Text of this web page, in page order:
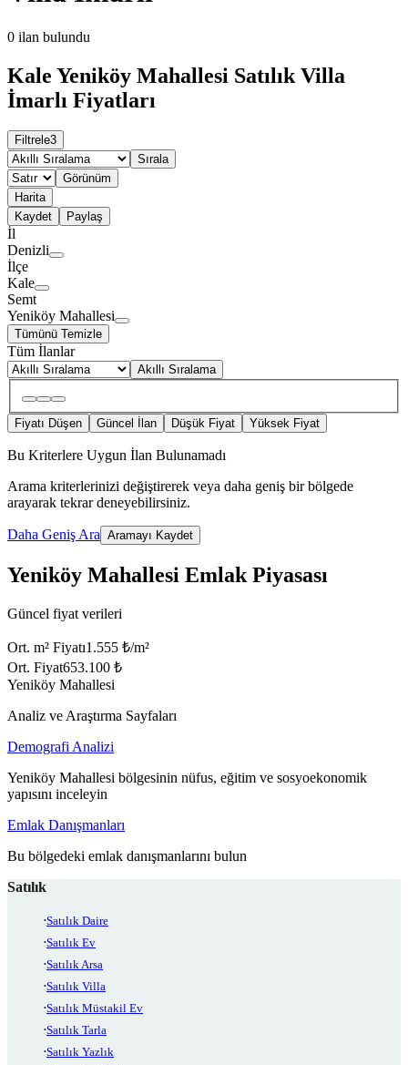
0 ilan bulundu
Kale Yeniköy Mahallesi Satılık Villa
İmarlı Fiyatları
Filtrele3
Sırala
Görünüm
Harita
Kaydet
Paylaş
İl
Denizli
İlçe
Kale
Semt
Yeniköy Mahallesi
Tümünü Temizle
Tüm İlanlar
Akıllı Sıralama
Fiyatı Düşen Güncel İlan Düşük Fiyat Yüksek Fiyat
Bu Kriterlere Uygun İlan Bulunamadı
Arama kriterlerinizi değiştirerek veya daha geniş bir bölgede
arayarak tekrar deneyebilirsiniz.
Daha Geniş Ara Aramayı Kaydet
Yeniköy Mahallesi Emlak Piyasası
Güncel fiyat verileri
Ort. m² Fiyatı1.555 ₺/m²
Ort. Fiyat653.100 ₺
Yeniköy Mahallesi
Analiz ve Araştırma Sayfaları
Demografi Analizi
Yeniköy Mahallesi bölgesinin nüfus, eğitim ve sosyoekonomik
yapısını inceleyin
Emlak Danışmanları
Bu bölgedeki emlak danışmanlarını bulun
Satılık
Satılık Daire
Satılık Ev
Satılık Arsa
Satılık Villa
Satılık Müstakil Ev
Satılık Tarla
Satılık Yazlık